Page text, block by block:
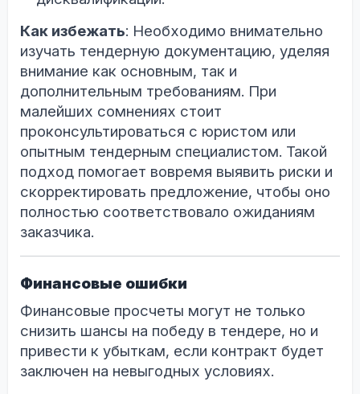
Как избежать: Необходимо внимательно
изучать тендерную документацию, уделяя
внимание как основным, так и
дополнительным требованиям. При
малейших сомнениях стоит
проконсультироваться с юристом или
опытным тендерным специалистом. Такой
подход помогает вовремя выявить риски и
скорректировать предложение, чтобы оно
полностью соответствовало ожиданиям
заказчика.
Финансовые ошибки
Финансовые просчеты могут не только
снизить шансы на победу в тендере, но и
привести к убыткам, если контракт будет
заключен на невыгодных условиях.